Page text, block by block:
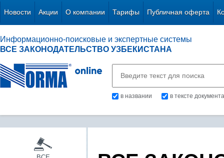
Новости Акции О компании Тарифы Публичная оферта
Информационно-поисковые и экспертные системы
ВСЕ ЗАКОНОДАТЕЛЬСТВО УЗБЕКИСТАНА
в названии в тексте документа